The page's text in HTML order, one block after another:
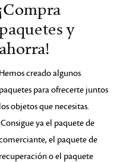
¡Compra
y
ahorra!
Hemos creado algunos
paquetes para ofrecerte juntos
los objetos que necesitas.
ya el paquete de
el paquete de
recuperación o el paquete